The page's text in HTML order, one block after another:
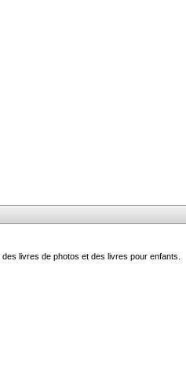
livres de photos et des livres pour enfants.